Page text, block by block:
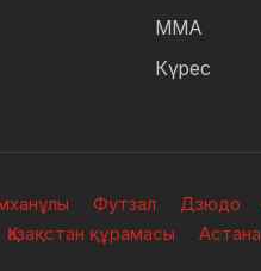
ММА
Күрес
Футзал Дзюдо
Қазақстан құрамасы Астана